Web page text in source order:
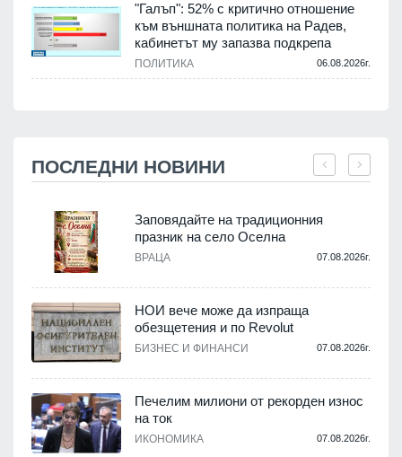
"Галъп": 52% с критично отношение
към външната политика на Радев,
кабинетът му запазва подкрепа
ПОЛИТИКА 06.08.2026г.
ПОСЛЕДНИ НОВИНИ
Заповядайте на традиционния
празник на село Оселна
ВРАЦА 07.08.2026г.
НОИ вече може да изпраща
обезщетения и по Revolut
БИЗНЕС И ФИНАНСИ 07.08.2026г.
Печелим милиони от рекорден износ
на ток
ИКОНОМИКА 07.08.2026г.